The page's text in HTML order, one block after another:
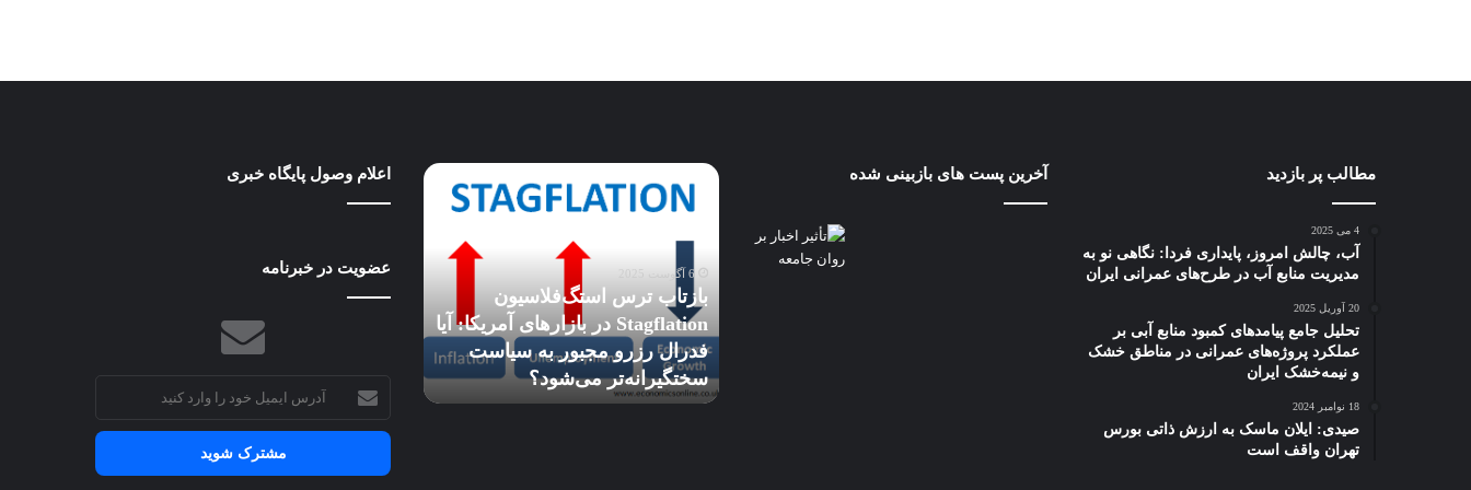
مطالب پر بازدید
4 می 2025
آب، چالش امروز، پایداری فردا: نگاهی نو به
مدیریت منابع آب در طرح‌های عمرانی ایران
20 آوریل 2025
تحلیل جامع پیامدهای کمبود منابع آبی بر
عملکرد پروژه‌های عمرانی در مناطق خشک
و نیمه‌خشک ایران
18 نوامبر 2024
صیدی: ایلان ماسک به ارزش ذاتی بورس
تهران واقف است
آخرین پست های بازبینی شده
آب، چالش امروز، پایداری فردا:
نگاهی نو به مدیریت منابع آب در
طرح‌های عمرانی ایران
از
بازارهای
بهره
ببرند؟
می‌توانند از بازارهای مالی بهره
Stagflation
در
بازتاب ترس استگ‌فلاسیون
Stagflation در بازارهای آمریکا: آیا
فدرال رزرو مجبور به سیاست
سختگیرانه‌تر می‌شود؟
هوش
هوا
هم
کشیده
شد
5 جولای 2025
پای هوش مصنوعی به آب و هوا
هم کشیده شد
ساخت
محیطی
سبزتر
آینده‌ای
ساخت و ساز پایدار: گامی
سوی محیطی سبزتر و
اعلام وصول پایگاه خبری
عضویت در خبرنامه
ایمیل
خود
وارد